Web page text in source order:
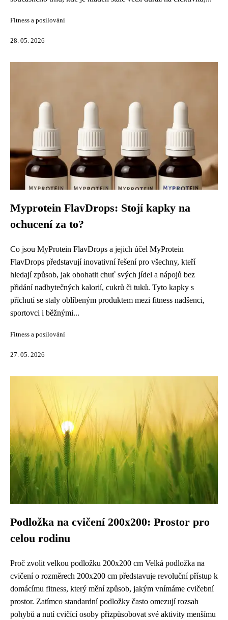
Fitness a posilování
28. 05. 2026
Myprotein FlavDrops: Stojí kapky na
ochucení za to?
Co jsou MyProtein FlavDrops a jejich účel MyProtein
FlavDrops představují inovativní řešení pro všechny, kteří
hledají způsob, jak obohatit chuť svých jídel a nápojů bez
přidání nadbytečných kalorií, cukrů či tuků. Tyto kapky s
příchutí se staly oblíbeným produktem mezi fitness nadšenci,
sportovci i běžnými...
Fitness a posilování
27. 05. 2026
Podložka na cvičení 200x200: Prostor pro
celou rodinu
Proč zvolit velkou podložku 200x200 cm Velká podložka na
cvičení o rozměrech 200x200 cm představuje revoluční přístup k
domácímu fitness, který mění způsob, jakým vnímáme cvičební
prostor. Zatímco standardní podložky často omezují rozsah
pohybů a nutí cvičící osoby přizpůsobovat své aktivity menšímu